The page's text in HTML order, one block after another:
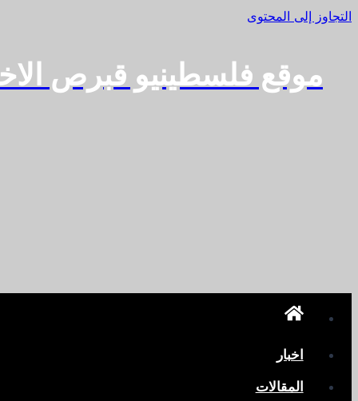
التجاوز إلى المحتوى
موقع فلسطينيو قبرص
اخبار
المقالات